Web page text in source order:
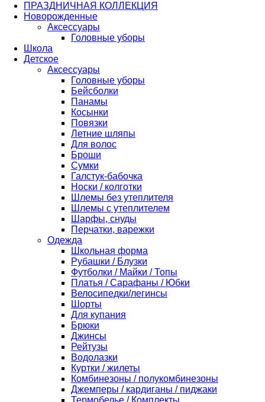
ПРАЗДНИЧНАЯ КОЛЛЕКЦИЯ
Новорожденные
Аксессуары
Головные уборы
Школа
Детское
Аксессуары
Головные уборы
Бейсболки
Панамы
Косынки
Повязки
Летние шляпы
Для волос
Броши
Сумки
Галстук-бабочка
Носки / колготки
Шлемы без утеплителя
Шлемы с утеплителем
Шарфы, снуды
Перчатки, варежки
Одежда
Школьная форма
Рубашки / Блузки
Футболки / Майки / Топы
Платья / Сарафаны / Юбки
Велосипедки/легинсы
Шорты
Для купания
Брюки
Джинсы
Рейтузы
Водолазки
Куртки / жилеты
Комбинезоны / полукомбинезоны
Джемперы / кардиганы / пиджаки
Термобелье / Комплекты